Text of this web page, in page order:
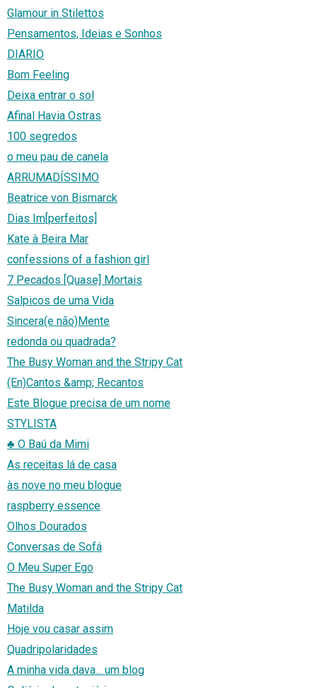
Glamour in Stilettos
Pensamentos, Ideias e Sonhos
DIARIO
Bom Feeling
Deixa entrar o sol
Afinal Havia Ostras
100 segredos
o meu pau de canela
ARRUMADÍSSIMO
Beatrice von Bismarck
Dias Im[perfeitos]
Kate à Beira Mar
confessions of a fashion girl
7 Pecados [Quase] Mortais
Salpicos de uma Vida
Sincera(e não)Mente
redonda ou quadrada?
The Busy Woman and the Stripy Cat
(En)Cantos &amp; Recantos
Este Blogue precisa de um nome
STYLISTA
♣ O Baú da Mimi
As receitas lá de casa
às nove no meu blogue
raspberry essence
Olhos Dourados
Conversas de Sofá
O Meu Super Ego
The Busy Woman and the Stripy Cat
Matilda
Hoje vou casar assim
Quadripolaridades
A minha vida dava... um blog